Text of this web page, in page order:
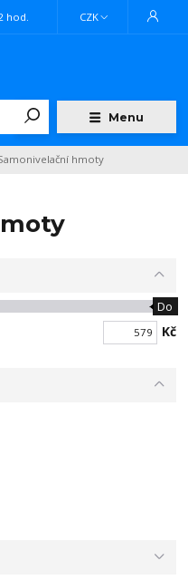
Menu
CZK
hod.
hmoty
Do
Kč